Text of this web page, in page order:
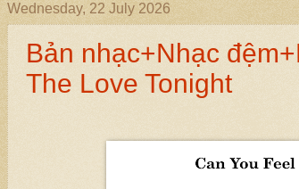
Wednesday, 22 July 2026
Bản nhạc+Nhạc
The Love Tonight